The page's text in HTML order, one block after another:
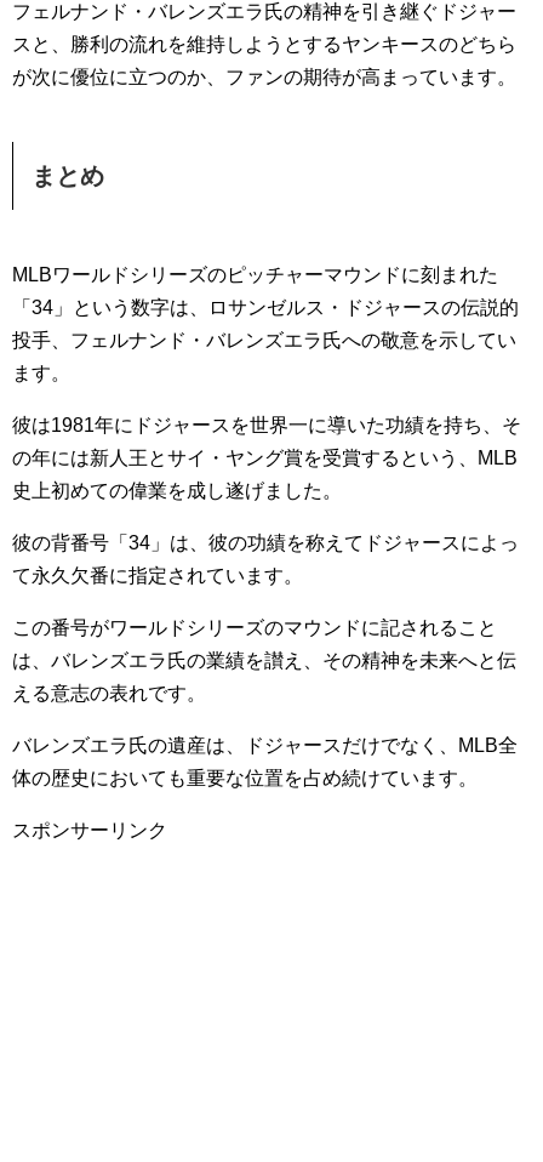
フェルナンド・バレンズエラ氏の精神を引き継ぐドジャー
スと、勝利の流れを維持しようとするヤンキースのどちら
が次に優位に立つのか、ファンの期待が高まっています。
まとめ
MLBワールドシリーズのピッチャーマウンドに刻まれた
「34」という数字は、ロサンゼルス・ドジャースの伝説的
投手、フェルナンド・バレンズエラ氏への敬意を示してい
ます。
彼は1981年にドジャースを世界一に導いた功績を持ち、そ
の年には新人王とサイ・ヤング賞を受賞するという、MLB
史上初めての偉業を成し遂げました。
彼の背番号「34」は、彼の功績を称えてドジャースによっ
て永久欠番に指定されています。
この番号がワールドシリーズのマウンドに記されること
は、バレンズエラ氏の業績を讃え、その精神を未来へと伝
える意志の表れです。
バレンズエラ氏の遺産は、ドジャースだけでなく、MLB全
体の歴史においても重要な位置を占め続けています。
スポンサーリンク